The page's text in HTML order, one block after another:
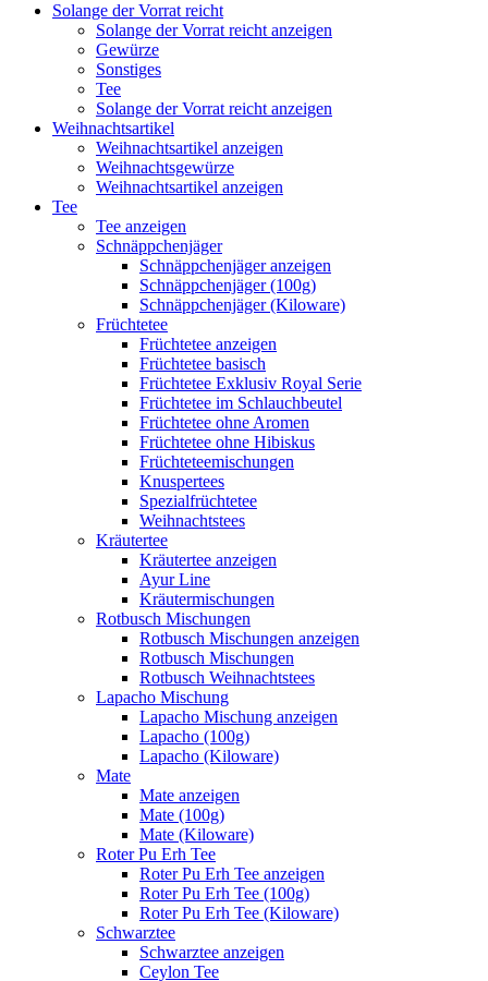
Solange der Vorrat reicht
Solange der Vorrat reicht anzeigen
Gewürze
Sonstiges
Tee
Solange der Vorrat reicht anzeigen
Weihnachtsartikel
Weihnachtsartikel anzeigen
Weihnachtsgewürze
Weihnachtsartikel anzeigen
Tee
Tee anzeigen
Schnäppchenjäger
Schnäppchenjäger anzeigen
Schnäppchenjäger (100g)
Schnäppchenjäger (Kiloware)
Früchtetee
Früchtetee anzeigen
Früchtetee basisch
Früchtetee Exklusiv Royal Serie
Früchtetee im Schlauchbeutel
Früchtetee ohne Aromen
Früchtetee ohne Hibiskus
Früchteteemischungen
Knuspertees
Spezialfrüchtetee
Weihnachtstees
Kräutertee
Kräutertee anzeigen
Ayur Line
Kräutermischungen
Rotbusch Mischungen
Rotbusch Mischungen anzeigen
Rotbusch Mischungen
Rotbusch Weihnachtstees
Lapacho Mischung
Lapacho Mischung anzeigen
Lapacho (100g)
Lapacho (Kiloware)
Mate
Mate anzeigen
Mate (100g)
Mate (Kiloware)
Roter Pu Erh Tee
Roter Pu Erh Tee anzeigen
Roter Pu Erh Tee (100g)
Roter Pu Erh Tee (Kiloware)
Schwarztee
Schwarztee anzeigen
Ceylon Tee